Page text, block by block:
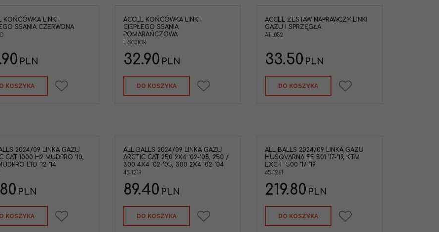
KOŃCÓWKA LINKI
SSANIA CZERWONA
PLN
KOSZYKA
Accel HSC01OR końcówka linki
ciepłego ssania pomarańczowa
Typ Pojazdu
Marka pojazdu
KTM,SUZUKI,HONDA,KAWASAKI,YAM
ACCEL KOŃCÓWKA LINKI
CIEPŁEGO SSANIA
POMARAŃCZOWA
HSC01OR
32.90 PLN
DO KOSZYKA
Accel Zestaw naprawczy linki gazu i
sprzęgła
ACCEL ZESTAW NAPRAWCZY LINKI
GAZU I SPRZĘGŁA
ATL052
33.50 PLN
DO KOSZYKA
2024/09 LINKA GAZU
CAT 1000 H2 MUDPRO '10,
LTD '12-'14
PLN
KOSZYKA
ALL BALLS 2024/09 LINKA GAZU
ARCTIC CAT 250 2X4 '02-'05, 250 /
300 4X4 '02-'05, 300 2X4 '02-'04
45-1219
89.40 PLN
DO KOSZYKA
ALL BALLS 2024/09 LINKA GAZU
HUSQVARNA FE 501 '17-'19, KTM
EXC-F 500 '17-'19
45-1261
219.80 PLN
DO KOSZYKA